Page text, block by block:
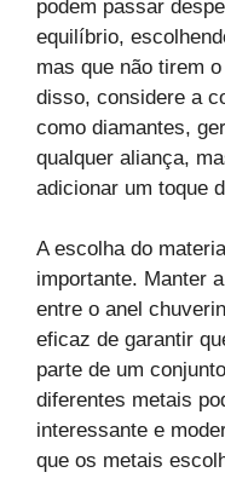
podem passar
equilíbrio,
mas que não tirem
disso, considere a
como diamantes,
qualquer aliança,
adicionar um toque
A escolha do
importante. Manter
entre o anel
eficaz de garantir
parte de um
diferentes metais
interessante e
que os metais